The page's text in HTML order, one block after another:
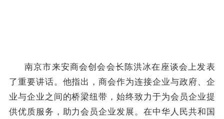
南京市来安商会创会会长陈洪冰在座谈会上发表
了重要讲话。他指出，商会作为连接企业与政府、企
业与企业之间的桥梁纽带，始终致力于为会员企业提
供优质服务，助力会员企业发展。在中华人民共和国